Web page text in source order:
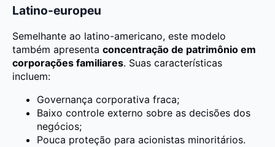
Latino-europeu
Semelhante ao latino-americano, este modelo
também apresenta concentração de patrimônio em
corporações familiares. Suas características
incluem:
Governança corporativa fraca;
Baixo controle externo sobre as decisões dos
negócios;
Pouca proteção para acionistas minoritários.